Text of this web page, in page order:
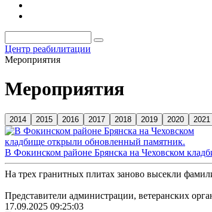
Центр реабилитации
Мероприятия
Мероприятия
В Фокинском районе Брянска на Чеховском
На трех гранитных плитах заново высекли
Представители администрации, ветеранских
17.09.2025 09:25:03